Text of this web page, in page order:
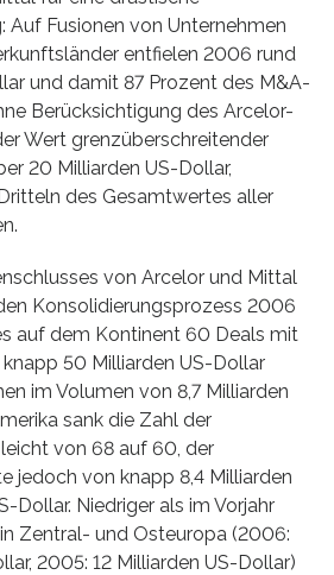
Auf Fusionen von Unternehmen
entfielen 2006 rund
und damit 87 Prozent des M&A-
Berücksichtigung des Arcelor-
Wert grenzüberschreitender
20 Milliarden US-Dollar,
des Gesamtwertes aller
von Arcelor und Mittal
Konsolidierungsprozess 2006
auf dem Kontinent 60 Deals mit
50 Milliarden US-Dollar
im Volumen von 8,7 Milliarden
sank die Zahl der
von 68 auf 60, der
jedoch von knapp 8,4 Milliarden
Dollar. Niedriger als im Vorjahr
Zentral- und Osteuropa (2006:
2005: 12 Milliarden US-Dollar)